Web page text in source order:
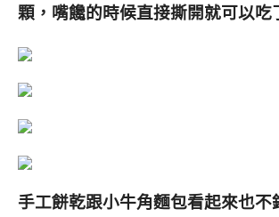
顆，嘴饞的時候直接撕開就可以吃
手工餅乾跟小牛角麵包看起來也不